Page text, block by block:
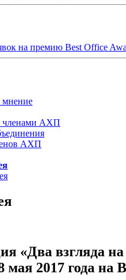
на премию Best Office
мнение
членами АХП
АХП
«Два взгляда
мая 2017 года